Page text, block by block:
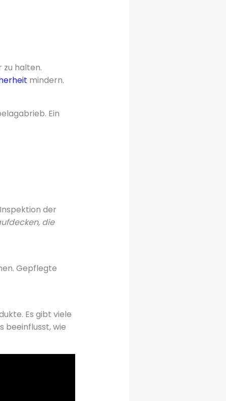
zu halten.
mindern.
Ein
der
die
Gepflegte
Es gibt viele
beeinflusst, wie